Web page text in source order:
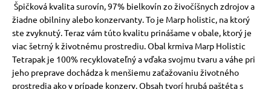
Špičková kvalita surovín, 97% bielkovín zo živočíšnych zdrojov a
žiadne obilniny alebo konzervanty. To je Marp holistic, na ktorý
ste zvyknutý. Teraz vám túto kvalitu prinášame v obale, ktorý je
viac šetrný k životnému prostrediu. Obal krmiva Marp Holistic
Tetrapak je 100% recyklovateľný a vďaka svojmu tvaru a váhe pri
jeho preprave dochádza k menšiemu zaťažovaniu životného
prostredia ako v prípade konzerv. Obsah tvorí hrubá paštéta s